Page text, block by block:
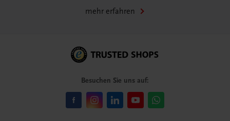
mehr erfahren
Besuchen Sie uns auf: